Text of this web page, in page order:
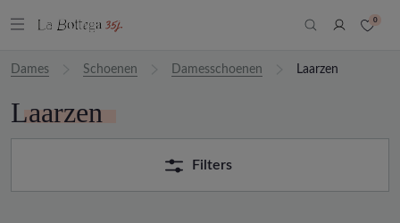
0
Dames Schoenen Damesschoenen Laarzen
Laarzen
Filters